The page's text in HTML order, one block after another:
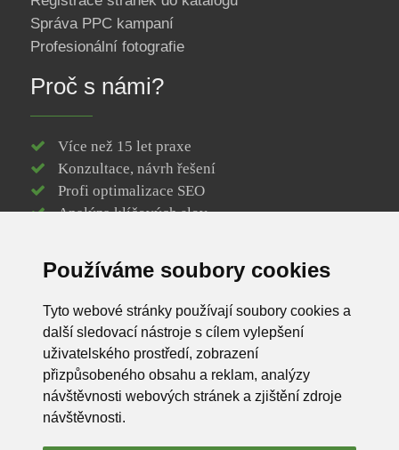
Používáme soubory cookies
Tyto webové stránky používají soubory cookies a
další sledovací nástroje s cílem vylepšení
uživatelského prostředí, zobrazení
přizpůsobeného obsahu a reklam, analýzy
návštěvnosti webových stránek a zjištění zdroje
návštěvnosti.
Správa PPC kampaní
Profesionální fotografie
Proč s námi?
Více než 15 let praxe
Konzultace, návrh řešení
Profi optimalizace SEO
Analýza klíčových slov
Efektivní webové stránky
Registrace / správa domény
SSL certifikát k doméně
Spolehlivý webhosting
Podpora na dosah ruky
Profesionální fotografie
Kvalita a spolehlivost